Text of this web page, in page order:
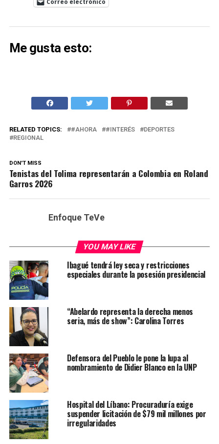
Correo electrónico
Me gusta esto:
RELATED TOPICS: #AHORA #INTERÉS
DEPORTES
REGIONAL
DON'T MISS
Tenistas del Tolima representarán a Colombia en Roland
Garros 2026
Enfoque TeVe
YOU MAY LIKE
Ibagué tendrá ley seca y restricciones
especiales durante la posesión presidencial
“Abelardo representa la derecha menos
seria, más de show”: Carolina Torres
Defensora del Pueblo le pone la lupa al
nombramiento de Didier Blanco en la UNP
Hospital del Líbano: Procuraduría exige
suspender licitación de $79 mil millones por
irregularidades